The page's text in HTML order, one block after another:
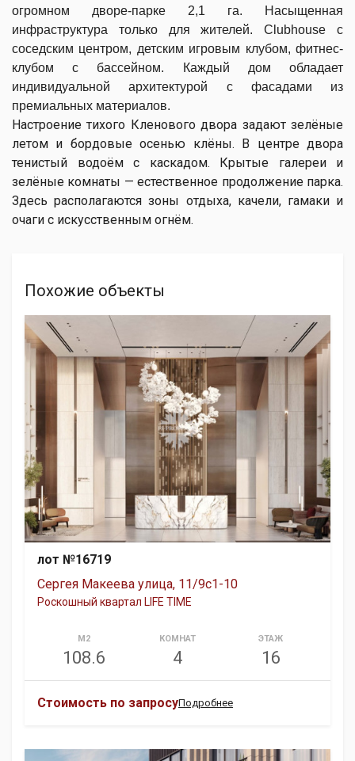
огромном дворе-парке 2,1 га. Насыщенная
инфраструктура только для жителей. Clubhouse с
соседским центром, детским игровым клубом, фитнес-
клубом с бассейном. Каждый дом обладает
индивидуальной архитектурой с фасадами из
премиальных материалов.
Настроение тихого Кленового двора задают зелёные
летом и бордовые осенью клёны. В центре двора
тенистый водоём с каскадом. Крытые галереи и
зелёные комнаты — естественное продолжение парка.
Здесь располагаются зоны отдыха, качели, гамаки и
очаги с искусственным огнём.
Похожие объекты
лот №16719
Сергея Макеева улица, 11/9с1-10
Роскошный квартал LIFE TIME
М2
108.6
КОМНАТ
4
ЭТАЖ
16
Стоимость по запросуПодробнее